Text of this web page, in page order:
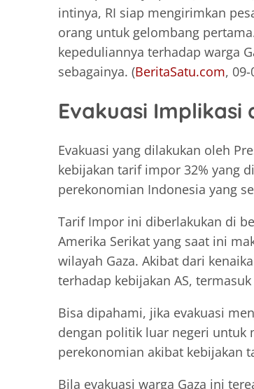
intinya, RI siap mengirimkan
orang untuk gelombang
kepeduliannya terhadap warga
sebagainya. (BeritaSatu.com,
Evakuasi
Evakuasi yang dilakukan oleh
kebijakan tarif impor 32% yang
perekonomian Indonesia yang
Tarif Impor ini diberlakukan di
Amerika Serikat yang saat ini
wilayah Gaza. Akibat dari
terhadap kebijakan AS,
Bisa dipahami, jika evakuasi
dengan politik luar negeri untuk
perekonomian akibat kebijakan
Bila evakuasi warga Gaza ini